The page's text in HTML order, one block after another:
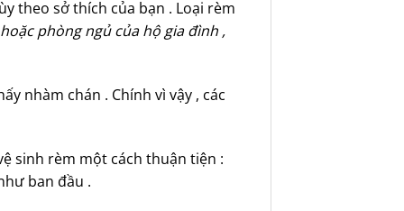
theo sở thích của bạn . Loại rèm
phòng ngủ của hộ gia đình ,
nhàm chán . Chính vì vậy , các
sinh rèm một cách thuận tiện :
ban đầu .